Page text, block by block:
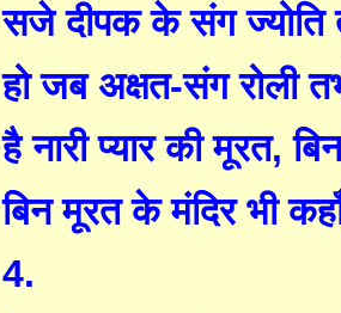
सजे दीपक के संग ज्योति
हो जब अक्षत-संग रोली
है नारी प्यार की मूरत,
बिन मूरत के मंदिर भी
4.